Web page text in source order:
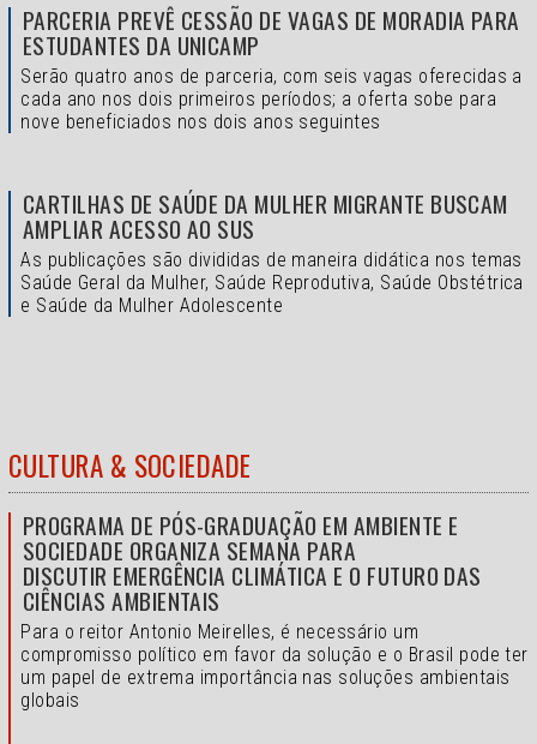
PARCERIA PREVÊ CESSÃO DE VAGAS DE MORADIA PARA
ESTUDANTES DA UNICAMP
Serão quatro anos de parceria, com seis vagas oferecidas a
cada ano nos dois primeiros períodos; a oferta sobe para
nove beneficiados nos dois anos seguintes
CARTILHAS DE SAÚDE DA MULHER MIGRANTE BUSCAM
AMPLIAR ACESSO AO SUS
As publicações são divididas de maneira didática nos temas
Saúde Geral da Mulher, Saúde Reprodutiva, Saúde Obstétrica
e Saúde da Mulher Adolescente
CULTURA & SOCIEDADE
PROGRAMA DE PÓS-GRADUAÇÃO EM AMBIENTE E
SOCIEDADE ORGANIZA SEMANA PARA
DISCUTIR EMERGÊNCIA CLIMÁTICA E O FUTURO DAS
CIÊNCIAS AMBIENTAIS
Para o reitor Antonio Meirelles, é necessário um
compromisso político em favor da solução e o Brasil pode ter
um papel de extrema importância nas soluções ambientais
globais